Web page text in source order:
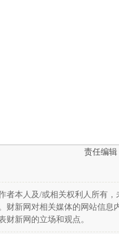
责任编
者本人及/或相关权利人所有，
财新网对相关媒体的网站信息
财新网的立场和观点。